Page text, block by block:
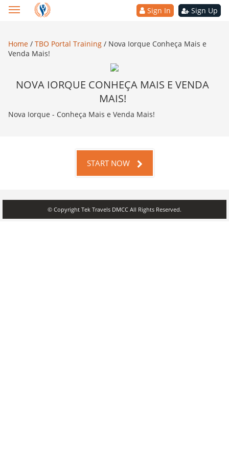
Sign In Sign Up
Home / TBO Portal Training / Nova Iorque Conheça Mais e
Venda Mais!
NOVA IORQUE CONHEÇA MAIS E VENDA
MAIS!
Nova Iorque - Conheça Mais e Venda Mais!
START NOW
© Copyright Tek Travels DMCC All Rights Reserved.